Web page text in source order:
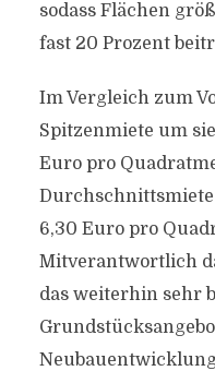
sodass Flächen
fast 20 Prozent
Im Vergleich zum
Spitzenmiete um
Euro pro
6,30 Euro pro
Mitverantwortlich
das weiterhin sehr